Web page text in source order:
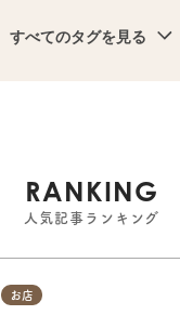
すべてのタグを見る
RANKING
人気記事ランキング
お店